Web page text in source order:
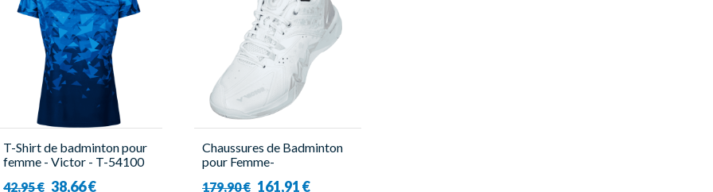
T-Shirt de badminton pour
femme - Victor - T-54100
42,95 € 38,66 €
Chaussures de Badminton
pour Femme-
179,90 € 161,91 €